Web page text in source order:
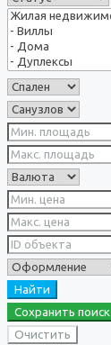
Найти
Сохранить поиск
Очистить